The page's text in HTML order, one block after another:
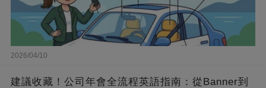
2026/04/10
建議收藏！公司年會全流程英語指南：從Banner到